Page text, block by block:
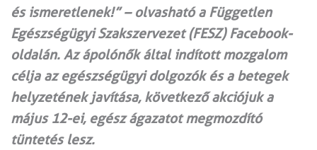
és ismeretlenek!” – olvasható a Független
Egészségügyi Szakszervezet (FESZ) Facebook-
oldalán. Az ápolónők által indított mozgalom
célja az egészségügyi dolgozók és a betegek
helyzetének javítása, következő akciójuk a
május 12-ei, egész ágazatot megmozdító
tüntetés lesz.